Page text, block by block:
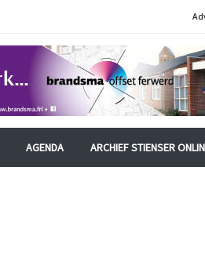
AGENDA ARCHIEF STIENSER